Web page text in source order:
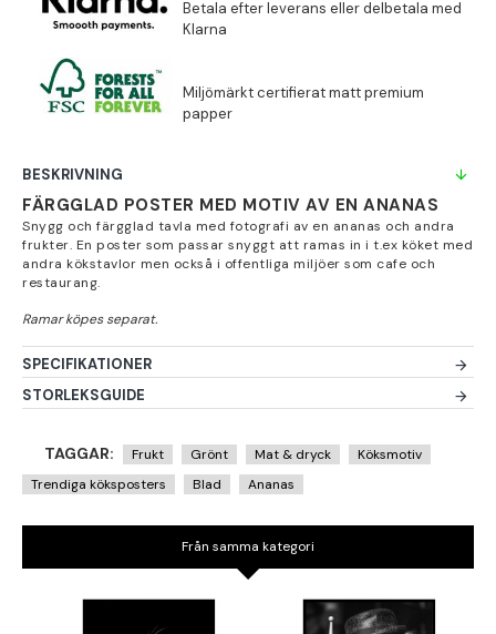
BESKRIVNING
FÄRGGLAD POSTER MED MOTIV AV EN ANANAS
Snygg och färgglad tavla med fotografi av en ananas och andra
frukter. En poster som passar snyggt att ramas in i t.ex köket med
andra kökstavlor men också i offentliga miljöer som cafe och
restaurang.
SPECIFIKATIONER
STORLEKSGUIDE
TAGGAR: Frukt Grönt Mat & dryck
Köksmotiv
Trendiga köksposters
Blad Ananas
Från samma kategori